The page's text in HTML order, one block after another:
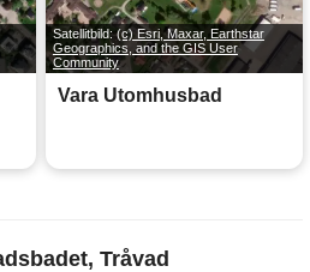
Satellitbild:(c) Esri, Maxar, Earthstar
Geographics, and the GIS User
Community
Vara Utomhusbad
Tråvad